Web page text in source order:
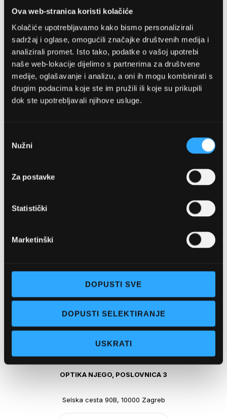
Ova web-stranica koristi kolačiće
Kolačiće upotrebljavamo kako bismo personalizirali
sadržaj i oglase, omogućili značajke društvenih medija i
analizirali promet. Isto tako, podatke o vašoj upotrebi
naše web-lokacije dijelimo s partnerima za društvene
medije, oglašavanje i analizu, a oni ih mogu kombinirati s
drugim podacima koje ste im pružili ili koje su prikupili
dok ste upotrebljavali njihove usluge.
pristanka
Nužni
Za postavke
Statistički
Marketinški
DOPUSTI SVE
DOPUSTI SELEKTIRANJE
USKRATI
OPTIKA NJEGO, POSLOVNICA 1
Pon - pet: 07 - 21h,
Sub: 07-21h
webshop@optikanjego.hr
OPTIKA NJEGO, POSLOVNICA 3
Selska cesta 90B, 10000 Zagreb